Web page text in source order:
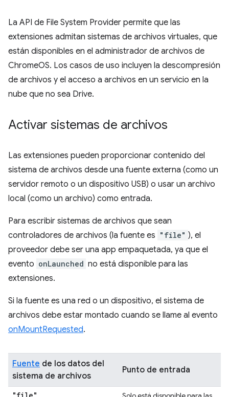
La API de File System Provider permite que las
extensiones admitan sistemas de archivos virtuales, que
están disponibles en el administrador de archivos de
ChromeOS. Los casos de uso incluyen la descompresión
de archivos y el acceso a archivos en un servicio en la
nube que no sea Drive.
Activar sistemas de archivos
Las extensiones pueden proporcionar contenido del
sistema de archivos desde una fuente externa (como un
servidor remoto o un dispositivo USB) o usar un archivo
local (como un archivo) como entrada.
Para escribir sistemas de archivos que sean
controladores de archivos (la fuente es "file" ), el
proveedor debe ser una app empaquetada, ya que el
evento onLaunched no está disponible para las
extensiones.
Si la fuente es una red o un dispositivo, el sistema de
archivos debe estar montado cuando se llame al evento
onMountRequested.
Fuente de los datos del
sistema de archivos
Punto de entrada